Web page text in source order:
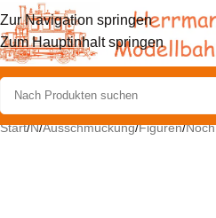
Zur Navigation springen
Zum Hauptinhalt springen
Start/N/Ausschmückung/Figuren/Noch